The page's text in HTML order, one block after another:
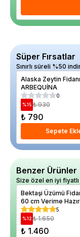
Süper Fırsatlar
Sınırlı süreli %50
Alaska Zeytin Fidanı
ARBEQUİNA
0
%15 ₺ 930
₺ 790
Sepete
Benzer Ürünler
Size özel en iyi
Bektaşi Üzümü
60 cm Verime Hazır
Ribes uva crispa Red
Gooseberry
5
%12 ₺ 1.650
₺ 1.460